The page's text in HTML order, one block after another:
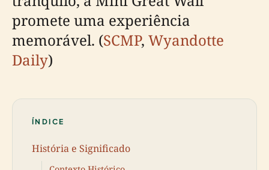
promete uma experiência
memorável. (SCMP, Wyandotte
Daily)
ÍNDICE
História e Significado